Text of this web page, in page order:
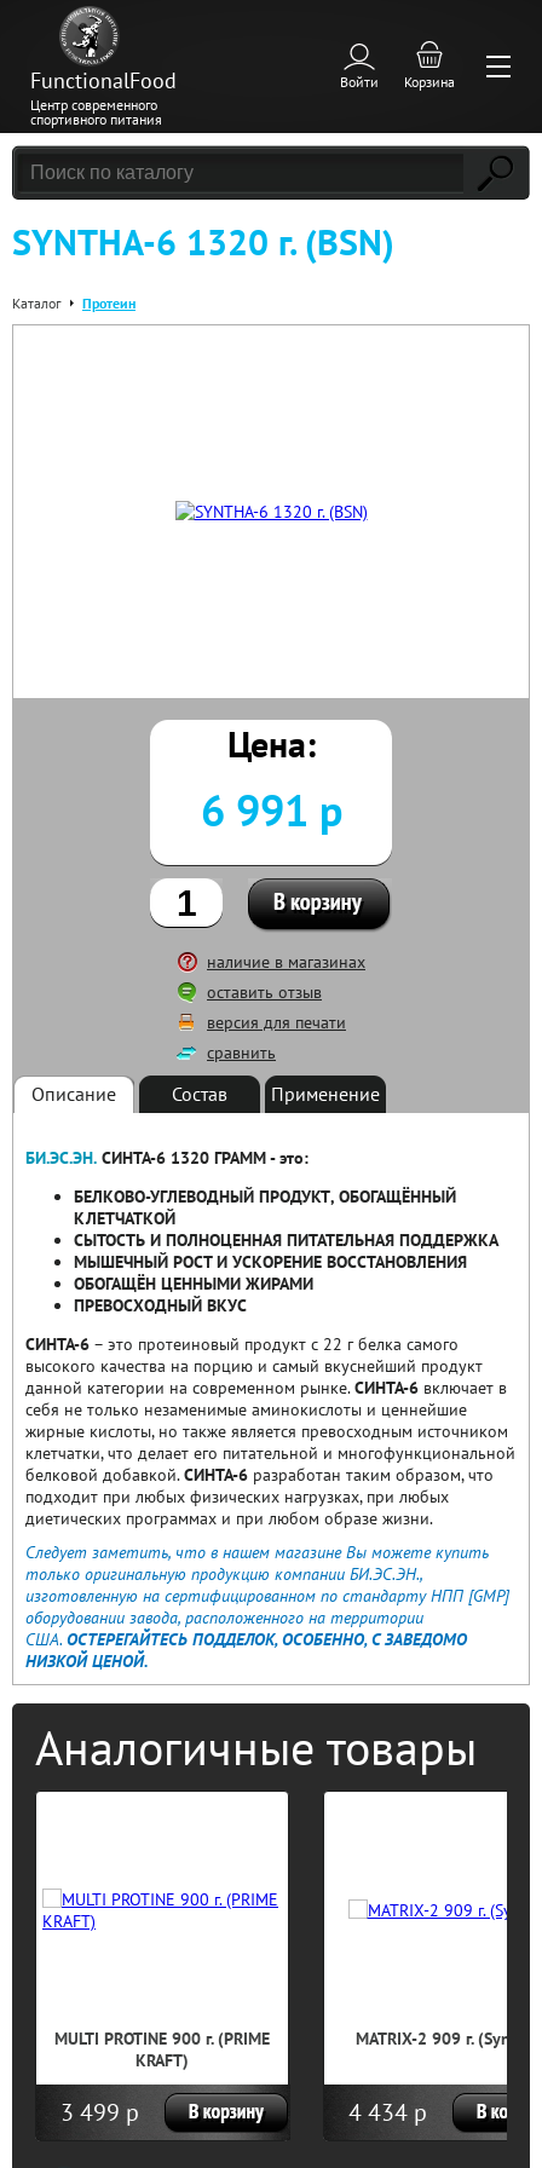
FunctionalFood
Центр современного
спортивного питания
Войти Корзина
SYNTHA-6 1320 г. (BSN)
Каталог Протеин
Цена:
6 991 р
наличие в магазинах
оставить отзыв
версия для печати
сравнить
Описание Состав Применение
БИ.ЭС.ЭН. СИНТА-6 1320 ГРАММ - это:
БЕЛКОВО-УГЛЕВОДНЫЙ ПРОДУКТ, ОБОГАЩЁННЫЙ
КЛЕТЧАТКОЙ
СЫТОСТЬ И ПОЛНОЦЕННАЯ ПИТАТЕЛЬНАЯ ПОДДЕРЖКА
МЫШЕЧНЫЙ РОСТ И УСКОРЕНИЕ ВОССТАНОВЛЕНИЯ
ОБОГАЩЁН ЦЕННЫМИ ЖИРАМИ
ПРЕВОСХОДНЫЙ ВКУС
СИНТА-6 – это протеиновый продукт с 22 г белка самого
высокого качества на порцию и самый вкуснейший продукт
данной категории на современном рынке.СИНТА-6 включает в
себя не только незаменимые аминокислоты и ценнейшие
жирные кислоты, но также является превосходным источником
клетчатки, что делает его питательной и многофункциональной
белковой добавкой.СИНТА-6 разработан таким образом, что
подходит при любых физических нагрузках, при любых
диетических программах и при любом образе жизни.
Следует заметить, что в нашем магазине Вы можете купить
только оригинальную продукцию компании БИ.ЭС.ЭН.,
изготовленную на сертифицированном по стандарту НПП [GMP]
оборудовании завода, расположенного на территории
США. ОСТЕРЕГАЙТЕСЬ ПОДДЕЛОК, ОСОБЕННО, С ЗАВЕДОМО
НИЗКОЙ ЦЕНОЙ.
Аналогичные товары
MULTI PROTINE 900 г. (PRIME
KRAFT)
3 499 р
MATRIX-2 909 г.
4 434 р